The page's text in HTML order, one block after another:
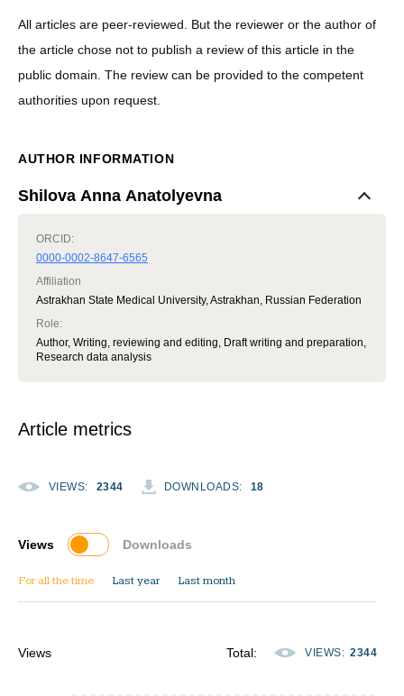
All articles are peer-reviewed. But the reviewer or the author of
the article chose not to publish a review of this article in the
public domain. The review can be provided to the competent
authorities upon request.
AUTHOR INFORMATION
Shilova Аnna Anatolyevna
ORCID:
0000-0002-8647-6565
Affiliation
Astrakhan State Medical University, Astrakhan, Russian Federation
Role:
Author, Writing, reviewing and editing, Draft writing and preparation,
Research data analysis
Article metrics
VIEWS: 2344 DOWNLOADS: 18
For all the time Last year Last month
Views Downloads
Views Total: VIEWS: 2344